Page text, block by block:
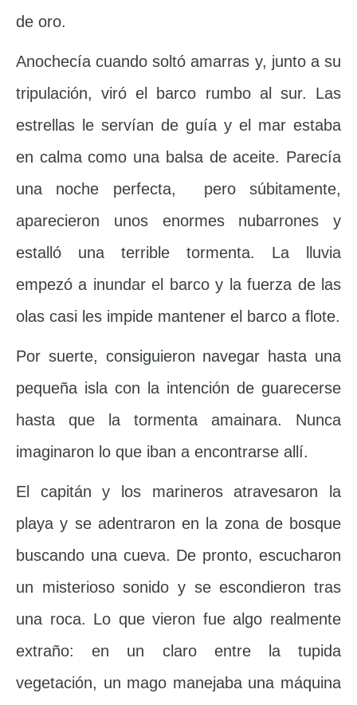
de oro.
Anochecía cuando soltó amarras y, junto a su
tripulación, viró el barco rumbo al sur. Las
estrellas le servían de guía y el mar estaba
en calma como una balsa de aceite. Parecía
una noche perfecta, pero súbitamente,
aparecieron unos enormes nubarrones y
estalló una terrible tormenta. La lluvia
empezó a inundar el barco y la fuerza de las
olas casi les impide mantener el barco a flote.
Por suerte, consiguieron navegar hasta una
pequeña isla con la intención de guarecerse
hasta que la tormenta amainara. Nunca
imaginaron lo que iban a encontrarse allí.
El capitán y los marineros atravesaron la
playa y se adentraron en la zona de bosque
buscando una cueva. De pronto, escucharon
un misterioso sonido y se escondieron tras
una roca. Lo que vieron fue algo realmente
extraño: en un claro entre la tupida
vegetación, un mago manejaba una máquina